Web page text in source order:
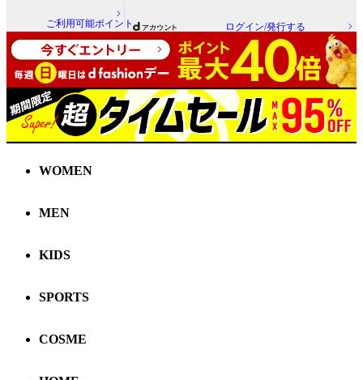
ご利用可能ポイント ログイン/発行する
WOMEN
MEN
KIDS
SPORTS
COSME